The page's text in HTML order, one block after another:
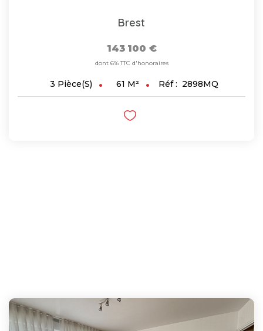
Brest
143 100 €
dont 6% TTC d'honoraires
3 Pièce(s) 61 M² Réf : 2898MQ